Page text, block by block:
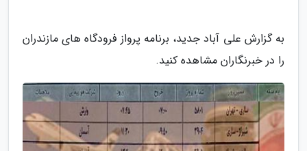
به گزارش علی آباد جدید، برنامه پرواز فرودگاه های مازندران
را در خبرنگاران مشاهده کنید.